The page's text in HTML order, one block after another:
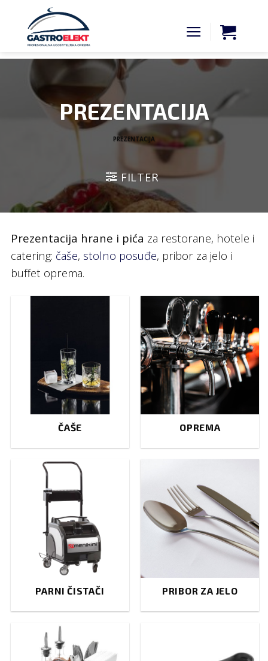
content
PREZENTACIJA
PREZENTACIJA
FILTER
Prezentacija hrane i pića za restorane, hotele i
catering: čaše, stolno posuđe, pribor za jelo i
buffet oprema.
ČAŠE OPREMA
PARNI ČISTAČI PRIBOR ZA JELO